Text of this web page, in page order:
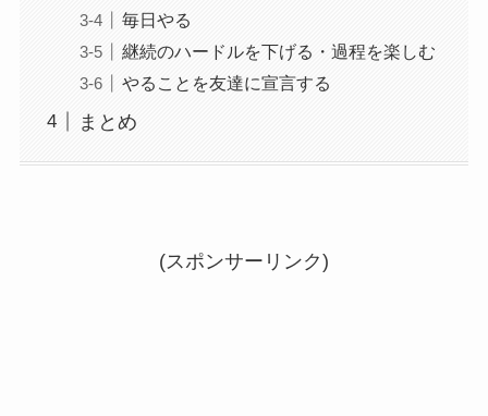
毎日やる
継続のハードルを下げる・過程を楽しむ
やることを友達に宣言する
まとめ
(スポンサーリンク)